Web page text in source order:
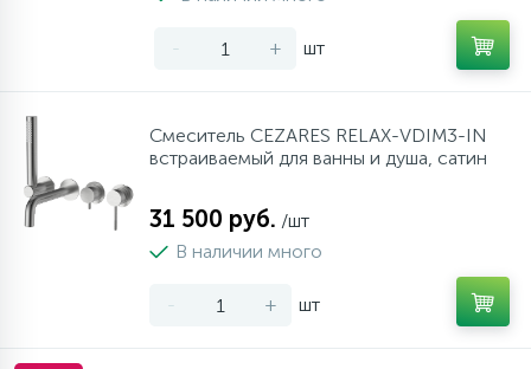
- + шт
Смеситель CEZARES RELAX-VDIM3-IN
встраиваемый для ванны и душа, сатин
31 500 руб. /шт
В наличии много
- + шт